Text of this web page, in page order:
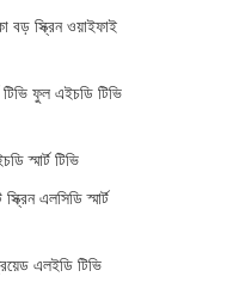
বড় স্ক্রিন ওয়াইফাই
ফুল এইচডি টিভি
স্মার্ট টিভি
এলসিডি স্মার্ট
এলইডি টিভি